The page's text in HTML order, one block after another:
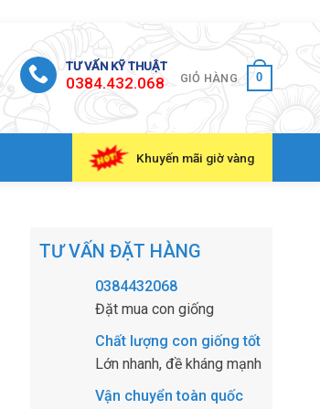
TƯ VẤN KỸ THUẬT
0384.432.068 GIỎ HÀNG 0
Khuyến mãi giờ vàng
TƯ VẤN ĐẶT HÀNG
0384432068
Đặt mua con giống
Chất lượng con giống tốt
Lớn nhanh, đề kháng mạnh
Vận chuyển toàn quốc